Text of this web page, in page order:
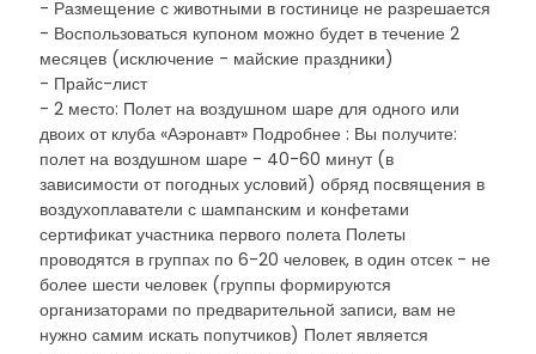
- Размещение с животными в гостинице не разрешается
- Воспользоваться купоном можно будет в течение 2
месяцев (исключение - майские праздники)
- Прайс-лист
- 2 место: Полет на воздушном шаре для одного или
двоих от клуба «Аэронавт» Подробнее : Вы получите:
полет на воздушном шаре - 40-60 минут (в
зависимости от погодных условий) обряд посвящения в
воздухоплаватели с шампанским и конфетами
сертификат участника первого полета Полеты
проводятся в группах по 6-20 человек, в один отсек - не
более шести человек (группы формируются
организаторами по предварительной записи, вам не
нужно самим искать попутчиков) Полет является